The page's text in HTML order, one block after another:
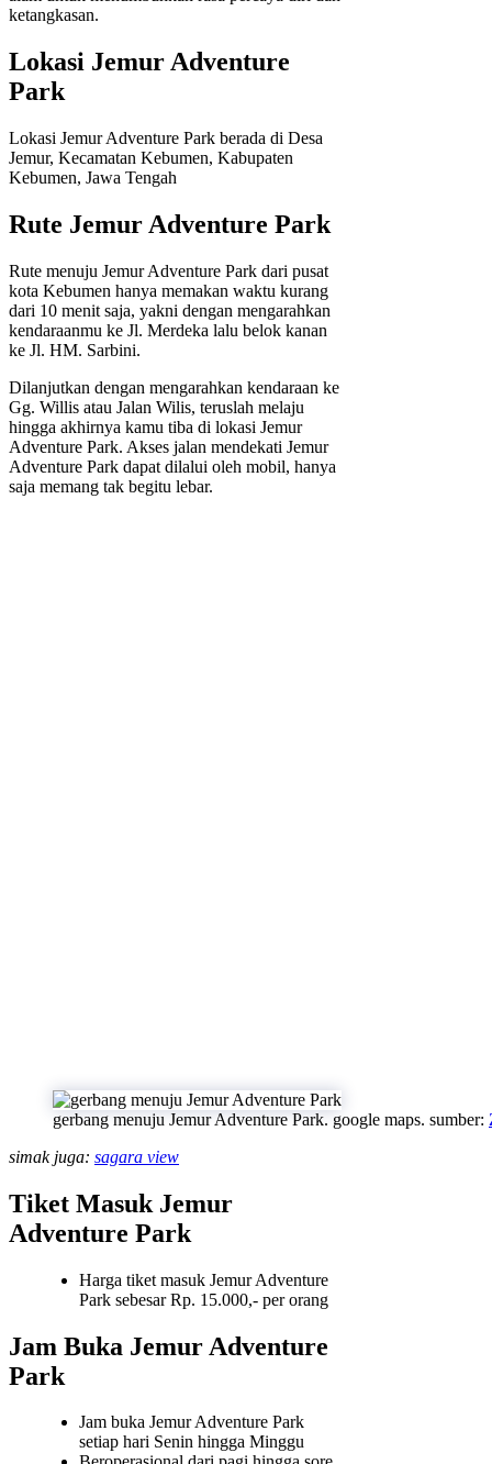
ketangkasan.
Lokasi Jemur Adventure
Park
Lokasi Jemur Adventure Park berada di Desa
Jemur, Kecamatan Kebumen, Kabupaten
Kebumen, Jawa Tengah
Rute Jemur Adventure Park
Rute menuju Jemur Adventure Park dari pusat
kota Kebumen hanya memakan waktu kurang
dari 10 menit saja, yakni dengan mengarahkan
kendaraanmu ke Jl. Merdeka lalu belok kanan
ke Jl. HM. Sarbini.
Dilanjutkan dengan mengarahkan kendaraan ke
Gg. Willis atau Jalan Wilis, teruslah melaju
hingga akhirnya kamu tiba di lokasi Jemur
Adventure Park. Akses jalan mendekati Jemur
Adventure Park dapat dilalui oleh mobil, hanya
saja memang tak begitu lebar.
gerbang menuju Jemur Adventure Park. google maps. sumber:
simak juga: sagara view
Tiket Masuk Jemur
Adventure Park
Harga tiket masuk Jemur Adventure
Park sebesar Rp. 15.000,- per orang
Jam Buka Jemur Adventure
Park
Jam buka Jemur Adventure Park
setiap hari Senin hingga Minggu